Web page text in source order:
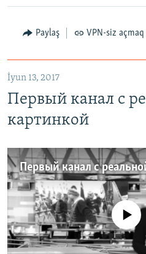
Paylaş VPN-siz açmaq
İyun 13, 2017
Первый канал с
картинкой
Первый канал с
No media source